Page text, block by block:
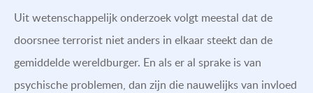
Uit wetenschappelijk onderzoek volgt meestal dat de
doorsnee terrorist niet anders in elkaar steekt dan de
gemiddelde wereldburger. En als er al sprake is van
psychische problemen, dan zijn die nauwelijks van invloed